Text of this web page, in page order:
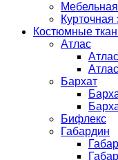
Костюмные
Атлас
Бархат
Бифлекс
Габардин